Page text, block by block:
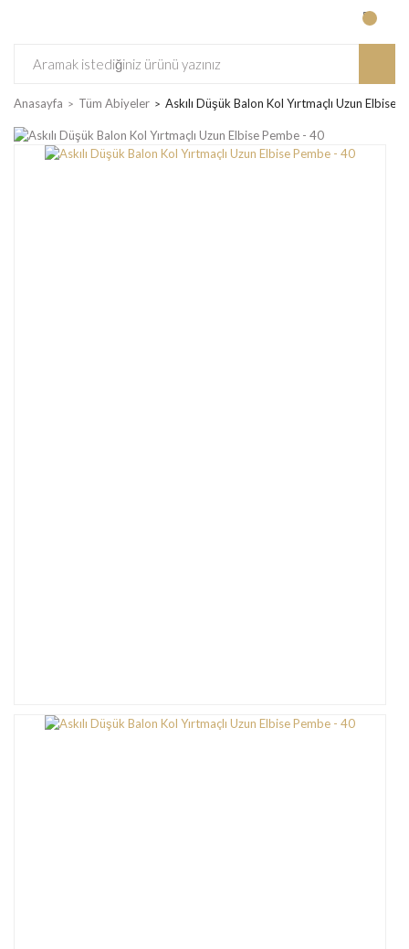
Anasayfa Tüm Abiyeler Askılı Düşük Balon Kol Yırtmaçlı Uzun Elbise